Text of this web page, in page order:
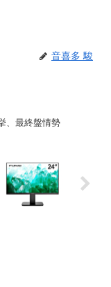
音喜多 駿
、最終盤情勢